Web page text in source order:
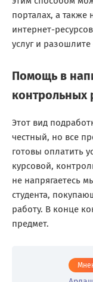
порталах, а
интернет-
услуг и
Помощь в
контрольных
Этот вид
честный, но все
готовы оплатить
курсовой,
не напрягаетесь
студента,
работу. В конце
предмет.